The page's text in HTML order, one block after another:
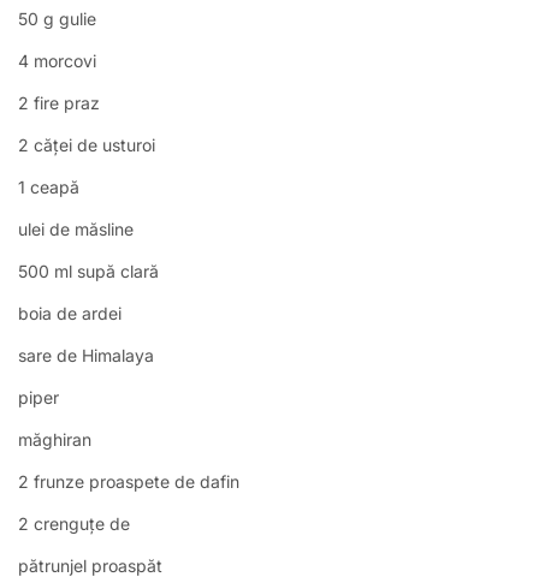
50 g gulie
4 morcovi
2 fire praz
2 căței de usturoi
1 ceapă
ulei de măsline
500 ml supă clară
boia de ardei
sare de Himalaya
piper
măghiran
2 frunze proaspete de dafin
2 crenguțe de
pătrunjel proaspăt